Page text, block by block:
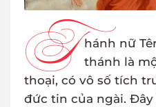
T hánh nữ
thánh là
thoại, có vô số tích
đức tin của ngài.